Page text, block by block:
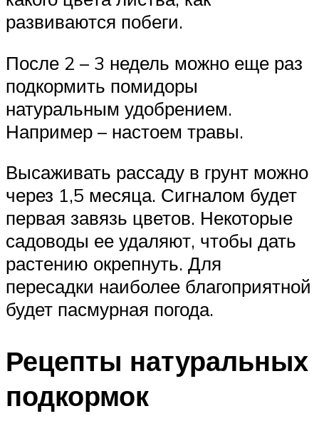
развиваются побеги.
После 2 – 3 недель можно еще раз
подкормить помидоры
натуральным удобрением.
Например – настоем травы.
Высаживать рассаду в грунт можно
через 1,5 месяца. Сигналом будет
первая завязь цветов. Некоторые
садоводы ее удаляют, чтобы дать
растению окрепнуть. Для
пересадки наиболее благоприятной
будет пасмурная погода.
Рецепты натуральных
подкормок